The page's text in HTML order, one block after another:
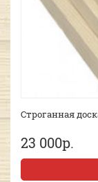
Строганная
23 000р.